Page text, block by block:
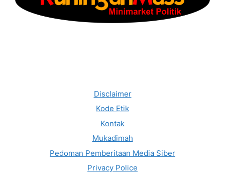
Disclaimer
Kode Etik
Kontak
Mukadimah
Pedoman Pemberitaan Media Siber
Privacy Police